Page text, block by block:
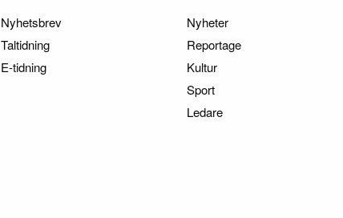
Nyhetsbrev
Taltidning
E-tidning
Nyheter
Reportage
Kultur
Sport
Ledare